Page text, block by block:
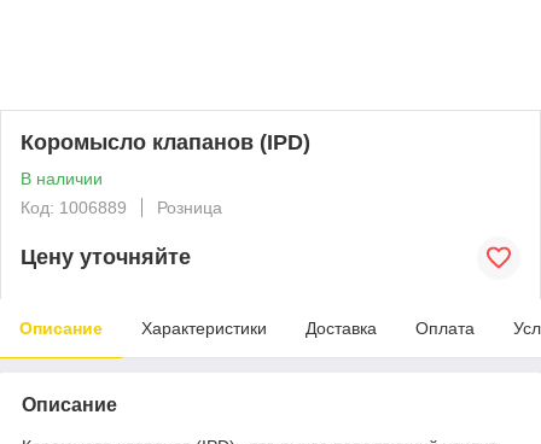
Коромысло клапанов (IPD)
В наличии
Код: 1006889
Розница
Цену уточняйте
Описание Характеристики Доставка Оплата
Описание